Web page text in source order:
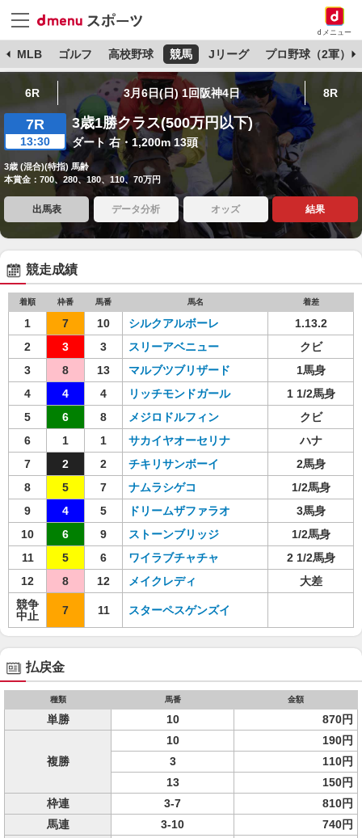
dメニュー
MLB ゴルフ 高校野球 競馬 Jリーグ プロ野球（2軍）
6R 3月6日(日) 1回阪神4日 8R
7R
13:30
3歳1勝クラス(500万円以下)
ダート 右・1,200m 13頭
3歳 (混合)(特指) 馬齢
本賞金：700、280、180、110、70万円
出馬表 データ分析 オッズ 結果
競走成績
着順 枠番 馬番 馬名 着差
1 7 10 シルクアルボーレ
1.13.2
2
3 3 スリーアベニュー
クビ
3
8 13 マルブツブリザード
1馬身
4
4 4 リッチモンドガール
1 1/2馬身
5
6 8 メジロドルフィン
クビ
6
1 1 サカイヤオーセリナ
ハナ
7
2 2 チキリサンボーイ
2馬身
8
5 7 ナムラシゲコ
1/2馬身
9
4 5 ドリームザファラオ
3馬身
10
6 9 ストーンブリッジ
1/2馬身
11
5 6 ワイラブチャチャ
2 1/2馬身
12
8 12 メイクレディ
大差
競争
中止
7 11 スターペスゲンズイ
払戻金
種類 馬番 金額
単勝 10 870円
複勝
10
190円
3
110円
13
150円
枠連
3-7
810円
馬連
3-10 740円